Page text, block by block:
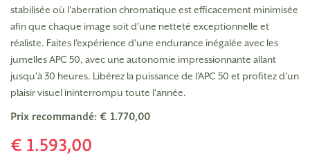
stabilisée où l'aberration chromatique est efficacement minimisée
afin que chaque image soit d'une netteté exceptionnelle et
réaliste. Faites l'expérience d'une endurance inégalée avec les
jumelles APC 50, avec une autonomie impressionnante allant
jusqu'à 30 heures. Libérez la puissance de l'APC 50 et profitez d'un
plaisir visuel ininterrompu toute l'année.
Prix recommandé: € 1.770,00
€ 1.593,00